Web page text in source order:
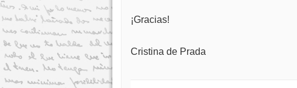
¡Gracias!
Cristina de Prada